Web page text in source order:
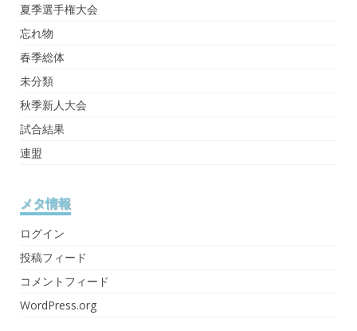
夏季選手権大会
忘れ物
春季総体
未分類
秋季新人大会
試合結果
連盟
メタ情報
ログイン
投稿フィード
コメントフィード
WordPress.org